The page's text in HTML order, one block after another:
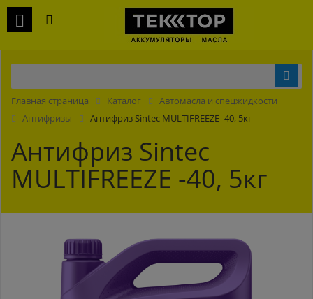
Главная страница Каталог
Автомасла и спецжидкости
Антифризы
Антифриз Sintec MULTIFREEZE -40, 5кг
Антифриз Sintec
MULTIFREEZE -40, 5кг